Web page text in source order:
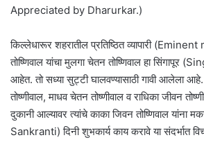
Appreciated by Dharurkar.)
किल्लेधारूर शहरातील प्रतिष्ठित व्यापारी
तोष्णिवाल यांचा मुलगा चेतन तोष्णिवाल हा सिंगापूर
आहेत. तो सध्या सुट्टी घालवण्यासाठी गावी आलेला
तोष्णीवाल, माधव चेतन तोष्णीवाल व राधिका जीवन
दुकानी आल्यावर त्यांचे काका जिवन तोष्णिवाल यांना
Sankranti) दिनी शुभकार्य काय करावे या संदर्भात